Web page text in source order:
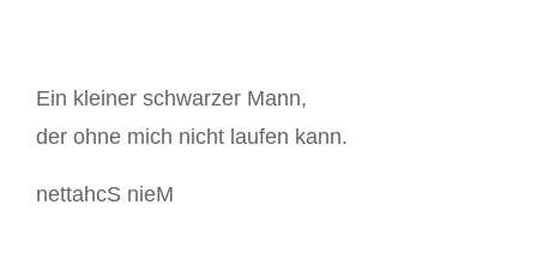
Ein kleiner schwarzer Mann,
der ohne mich nicht laufen kann.
nettahcS nieM